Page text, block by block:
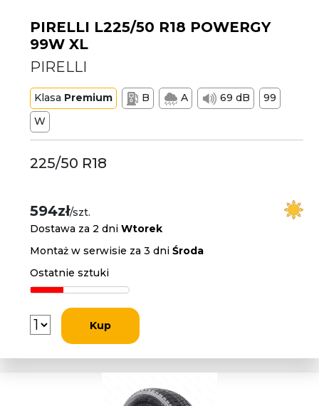
PIRELLI L225/50 R18 POWERGY
99W XL
PIRELLI
Klasa Premium B A 69 dB
99
W
225/50 R18
594zł/szt.
Dostawa za 2 dniWtorek
Montaż w serwisie za 3 dniŚroda
Ostatnie sztuki
Kup